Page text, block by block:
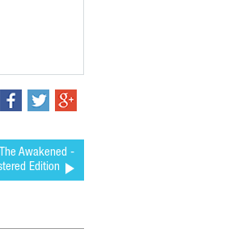
Awakened -
Edition